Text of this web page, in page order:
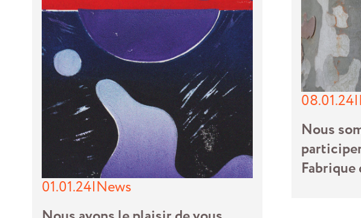
08.01.24|
Nous
Fabrique
01.01.24|News